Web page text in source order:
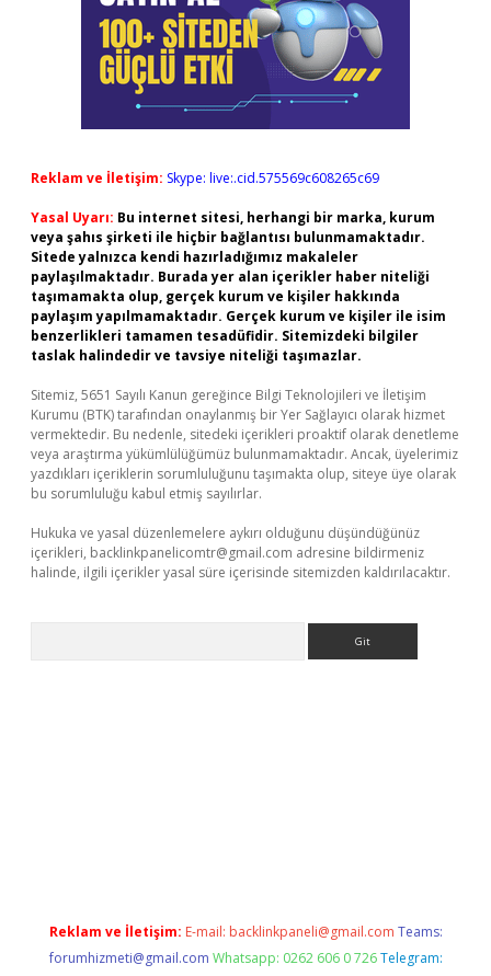
Reklam ve İletişim: Skype: live:.cid.575569c608265c69
Yasal Uyarı: Bu internet sitesi, herhangi bir marka, kurum
veya şahıs şirketi ile hiçbir bağlantısı bulunmamaktadır.
Sitede yalnızca kendi hazırladığımız makaleler
paylaşılmaktadır. Burada yer alan içerikler haber niteliği
taşımamakta olup, gerçek kurum ve kişiler hakkında
paylaşım yapılmamaktadır. Gerçek kurum ve kişiler ile isim
benzerlikleri tamamen tesadüfidir. Sitemizdeki bilgiler
taslak halindedir ve tavsiye niteliği taşımazlar.
Sitemiz, 5651 Sayılı Kanun gereğince Bilgi Teknolojileri ve İletişim
Kurumu (BTK) tarafından onaylanmış bir Yer Sağlayıcı olarak hizmet
vermektedir. Bu nedenle, sitedeki içerikleri proaktif olarak denetleme
veya araştırma yükümlülüğümüz bulunmamaktadır. Ancak, üyelerimiz
yazdıkları içeriklerin sorumluluğunu taşımakta olup, siteye üye olarak
bu sorumluluğu kabul etmiş sayılırlar.
Hukuka ve yasal düzenlemelere aykırı olduğunu düşündüğünüz
içerikleri, backlinkpanelicomtr@gmail.com adresine bildirmeniz
halinde, ilgili içerikler yasal süre içerisinde sitemizden kaldırılacaktır.
Reklam ve İletişim: E-mail: backlinkpaneli@gmail.com Teams:
forumhizmeti@gmail.com Whatsapp: 0262 606 0 726 Telegram: